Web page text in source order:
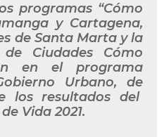
programas “Cómo
y Cartagena,
de Santa Marta y la
Ciudades Cómo
en el programa
Urbano, de
los resultados del
Vida 2021.